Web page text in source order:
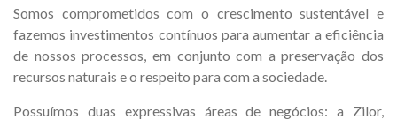
Somos comprometidos com o crescimento sustentável e
fazemos investimentos contínuos para aumentar a eficiência
de nossos processos, em conjunto com a preservação dos
recursos naturais e o respeito para com a sociedade.
Possuímos duas expressivas áreas de negócios: a Zilor,